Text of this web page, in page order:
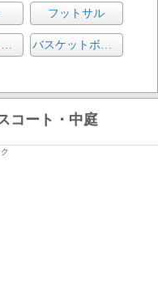
フットサル
野球・ソフトボール バスケットボール
コート・中庭